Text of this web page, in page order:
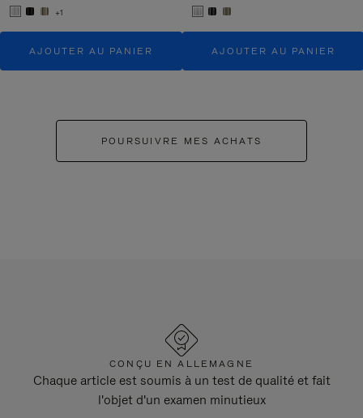
+1
AJOUTER AU PANIER AJOUTER AU PANIER
POURSUIVRE MES ACHATS
CONÇU EN ALLEMAGNE
Chaque article est soumis à un test de qualité et fait
l'objet d'un examen minutieux